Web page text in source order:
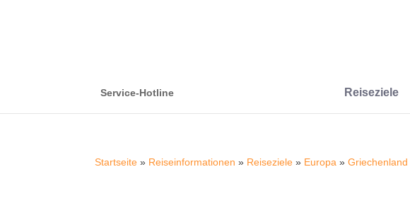
Service-Hotline Reiseziele
Startseite » Reiseinformationen » Reiseziele » Europa »Griechenland